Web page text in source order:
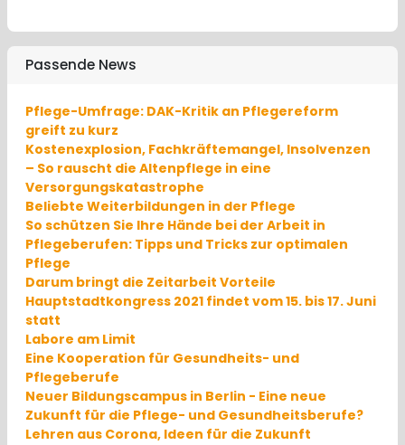
Passende News
Pflege-Umfrage: DAK-Kritik an Pflegereform
greift zu kurz
Kostenexplosion, Fachkräftemangel, Insolvenzen
– So rauscht die Altenpflege in eine
Versorgungskatastrophe
Beliebte Weiterbildungen in der Pflege
So schützen Sie Ihre Hände bei der Arbeit in
Pflegeberufen: Tipps und Tricks zur optimalen
Pflege
Darum bringt die Zeitarbeit Vorteile
Hauptstadtkongress 2021 findet vom 15. bis 17. Juni
statt
Labore am Limit
Eine Kooperation für Gesundheits- und
Pflegeberufe
Neuer Bildungscampus in Berlin - Eine neue
Zukunft für die Pflege- und Gesundheitsberufe?
Lehren aus Corona, Ideen für die Zukunft